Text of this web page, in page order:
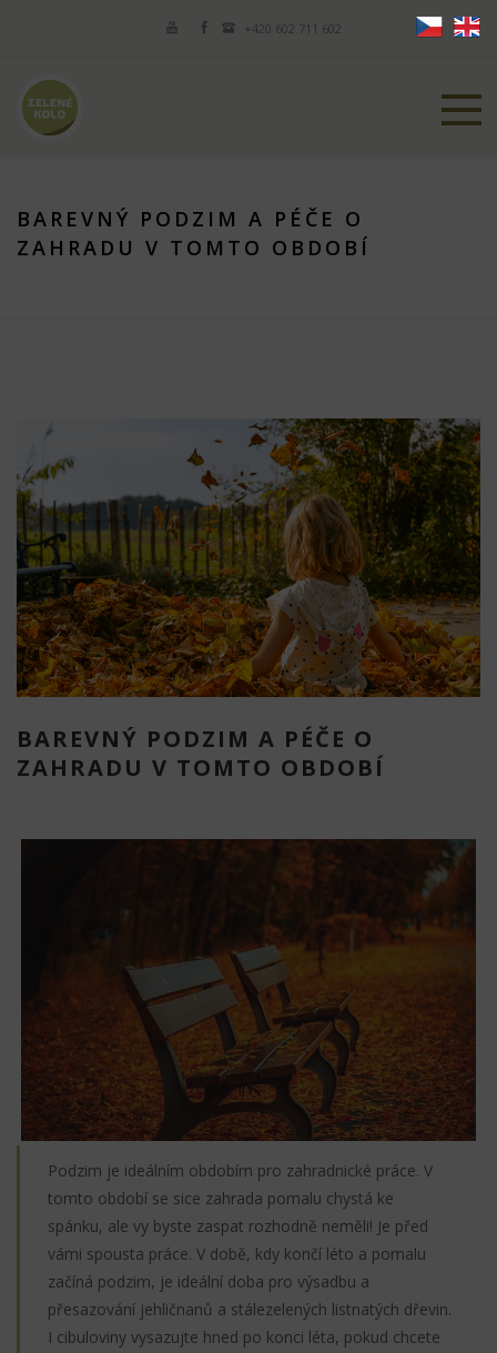
+420 602 711 602
BAREVNÝ PODZIM A PÉČE O
ZAHRADU V TOMTO OBDOBÍ
BAREVNÝ PODZIM A PÉČE O
ZAHRADU V TOMTO OBDOBÍ
Podzim je ideálním obdobím pro zahradnické práce. V
tomto období se sice zahrada pomalu chystá ke
spánku, ale vy byste zaspat rozhodně neměli! Je před
vámi spousta práce. V době, kdy končí léto a pomalu
začíná podzim, je ideální doba pro výsadbu a
přesazování jehličnanů a stálezelených listnatých dřevin.
I cibuloviny vysazujte hned po konci léta, pokud chcete